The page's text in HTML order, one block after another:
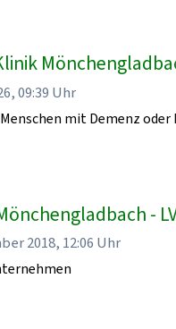
09:39 Uhr
mit Demenz
-
2018, 12:06 Uhr